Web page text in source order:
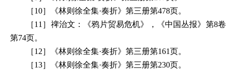
［10］《林则徐全集·奏折》第三册第478页。
［11］禆治文：《鸦片贸易危机》，《中国丛报》第8卷
第74页。
［12］《林则徐全集·奏折》第三册第161页。
［13］《林则徐全集·奏折》第三册第230页。